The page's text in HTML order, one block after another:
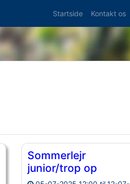
Startside Kontakt os
Sommerlejr
junior/trop op